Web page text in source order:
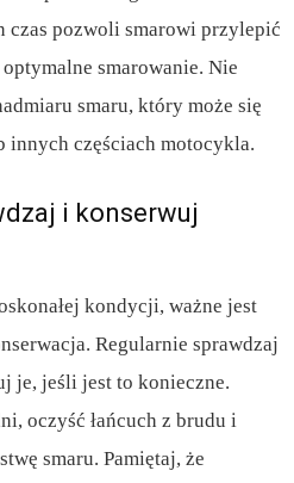
czas pozwoli smarowi przylepić
smarowanie. Nie
smaru, który może się
innych częściach motocykla.
i konserwuj
kondycji, ważne jest
Regularnie sprawdzaj
je, jeśli jest to konieczne.
oczyść łańcuch z brudu i
smaru. Pamiętaj, że